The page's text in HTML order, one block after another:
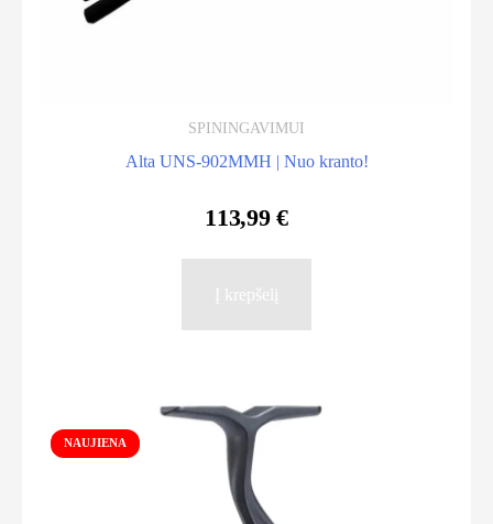
SPININGAVIMUI
Alta UNS-902MMH | Nuo kranto!
113,99€
Į krepšelį